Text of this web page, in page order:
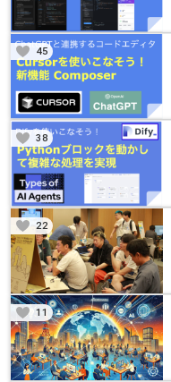
45
38
22
11